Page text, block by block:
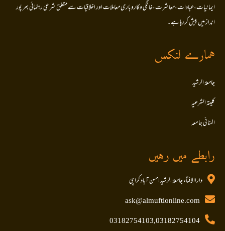
ایمانیات،عبادات،معاشرت،خانگی وکاروباری معاملات اور اخلاقیات سے متعلق شرعی رہنمائی بھر پور
انداز میں پیش کررہا ہے۔
ہمارے لنکس
جامعۃ الرشید
کلیتہ الشرعیہ
المنا ئی جا معہ
رابطے میں رہیں
داراالافتاء جامعۃ الرشید احسن آباد کراچی
ask@almuftionline.com
03182754103,03182754104